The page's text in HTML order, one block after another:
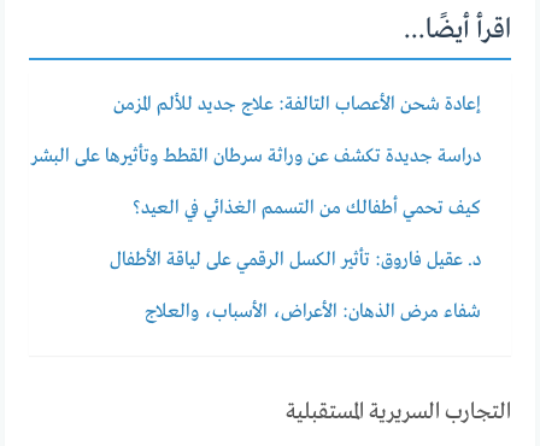
اقرأ أيضًا...
إعادة شحن الأعصاب التالفة: علاج جديد للألم المزمن
دراسة جديدة تكشف عن وراثة سرطان القطط وتأثيرها على البشر
كيف تحمي أطفالك من التسمم الغذائي في العيد؟
د. عقيل فاروق: تأثير الكسل الرقمي على لياقة الأطفال
شفاء مرض الذهان: الأعراض، الأسباب، والعلاج
التجارب السريرية المستقبلية